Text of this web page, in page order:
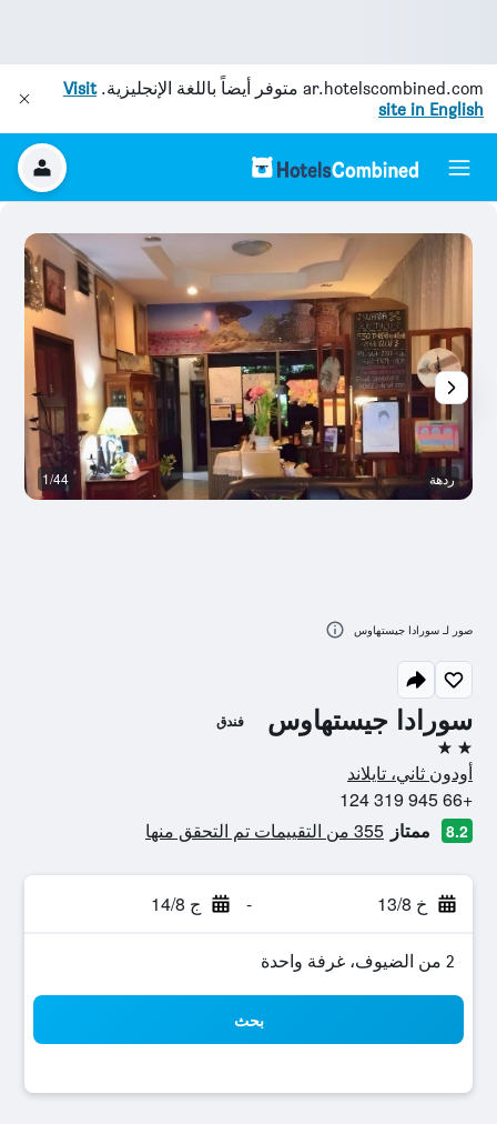
ar.hotelscombined.com متوفر أيضاً باللغة الإنجليزية.Visit
site in English
سورادا جيستهاوس فندق
2 نجمتين
أودون ثاني، تايلاند
+66 945 319 124
8.2 ممتاز 355 من التقييمات تم التحقق منها
خ 13/8 - ج 14/8
2 من الضيوف، غرفة واحدة
بحث
ردهة 1/44
صور لـ سورادا جيستهاوس